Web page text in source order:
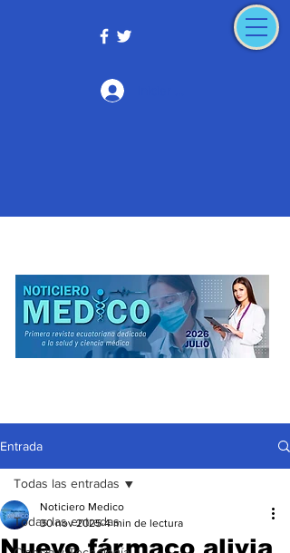
Entrada
Todas las entradas
Todas las entradas
Nuevo fármaco alivia
Noticiero Medico
30 nov 2025 4 min de lectura